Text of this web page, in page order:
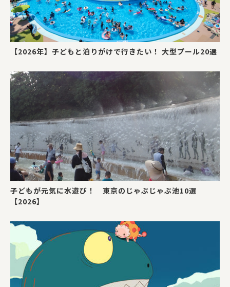
【2026年】子どもと泊りがけで行きたい！ 大型プール20選
子どもが元気に水遊び！ 東京のじゃぶじゃぶ池10選
【2026】